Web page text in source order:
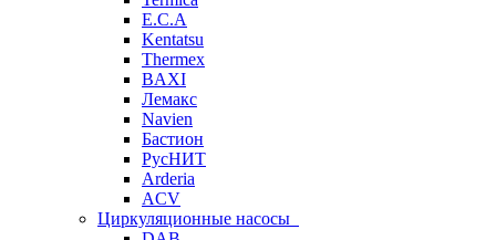
E.C.A
Kentatsu
Thermex
BAXI
Лемакс
Navien
Бастион
РусНИТ
Arderia
ACV
Циркуляционные насосы